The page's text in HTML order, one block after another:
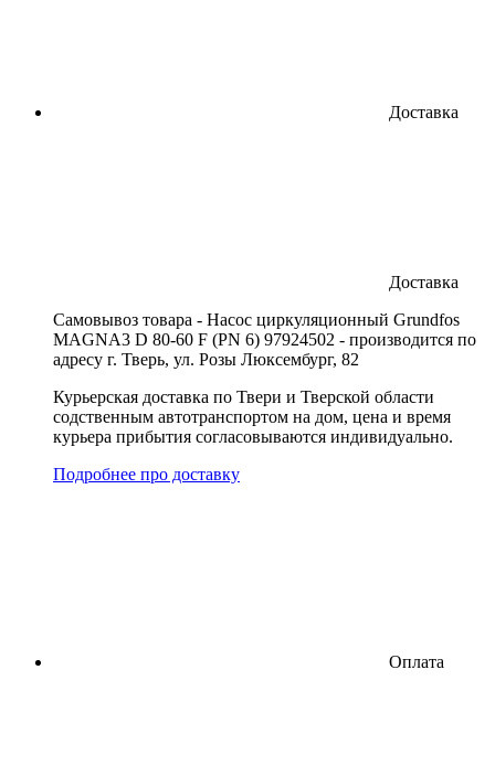
Доставка
Доставка
Cамовывоз товара - Насос циркуляционный Grundfos
MAGNA3 D 80-60 F (PN 6) 97924502 - производится по
адресу г. Тверь, ул. Розы Люксембург, 82
Курьерская доставка по Твери и Тверской области
содственным автотранспортом на дом, цена и время
курьера прибытия согласовываются индивидуально.
Подробнее про доставку
Оплата